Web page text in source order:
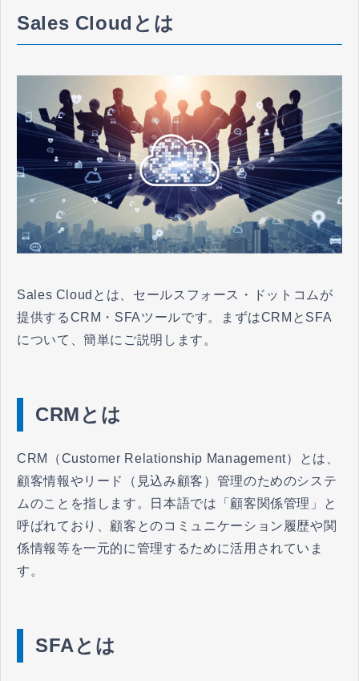
Sales Cloudとは
Sales Cloudとは、セールスフォース・ドットコムが
提供するCRM・SFAツールです。まずはCRMとSFA
について、簡単にご説明します。
CRMとは
CRM（Customer Relationship Management）とは、
顧客情報やリード（見込み顧客）管理のためのシステ
ムのことを指します。日本語では「顧客関係管理」と
呼ばれており、顧客とのコミュニケーション履歴や関
係情報等を一元的に管理するために活用されていま
す。
SFAとは